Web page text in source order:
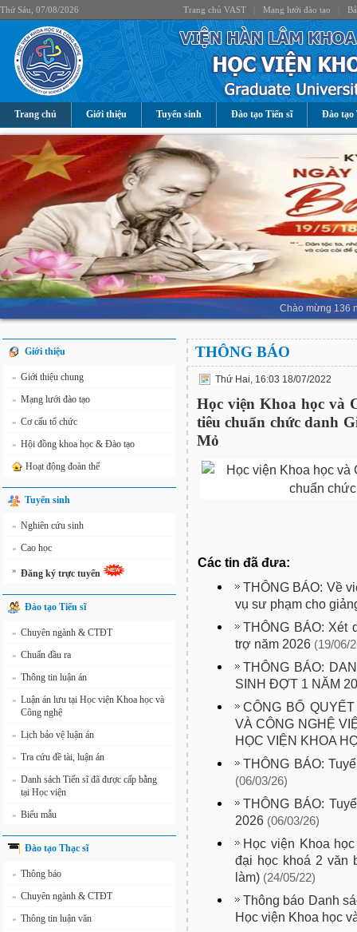
Thứ Sáu, 07/08/2026 Trang chủ VAST Mạng lưới đào tạo
Trang chủ Giới thiệu Tuyển sinh Đào tạo Tiến sĩ Đào tạo
Chào mừng 136
Giới thiệu
» Giới thiệu chung
» Mạng lưới đào tạo
» Cơ cấu tổ chức
» Hội đồng khoa học & Đào tạo
Hoạt động đoàn thể
Tuyển sinh
» Nghiên cứu sinh
» Cao học
» Đăng ký trực tuyến
Đào tạo Tiến sĩ
» Chuyên ngành & CTĐT
» Chuẩn đầu ra
» Thông tin luận án
» Luận án lưu tại Học viện Khoa học và
Công nghệ
» Lịch bảo vệ luận án
» Tra cứu đề tài, luận án
» Danh sách Tiến sĩ đã được cấp bằng
tại Học viện
» Biểu mẫu
Đào tạo Thạc sĩ
» Thông báo
» Chuyên ngành & CTĐT
» Thông tin luận văn
THÔNG BÁO
Thứ Hai, 16:03 18/07/2022
Học viện Khoa học và
tiêu chuẩn chức danh
Mỏ
Các tin đã đưa:
THÔNG BÁO: Về
vụ sư phạm cho
THÔNG BÁO: Xét
trợ năm 2026 (19/06/
THÔNG BÁO:
SINH ĐỢT 1 NĂM
CÔNG BỐ
VÀ CÔNG NGHỆ
HỌC VIỆN KHOA
THÔNG BÁO:
(06/03/26)
THÔNG BÁO:
2026 (06/03/26)
Học viện Khoa
đại học khoá 2 văn
làm) (24/05/22)
Thông báo Danh
Học viện Khoa học